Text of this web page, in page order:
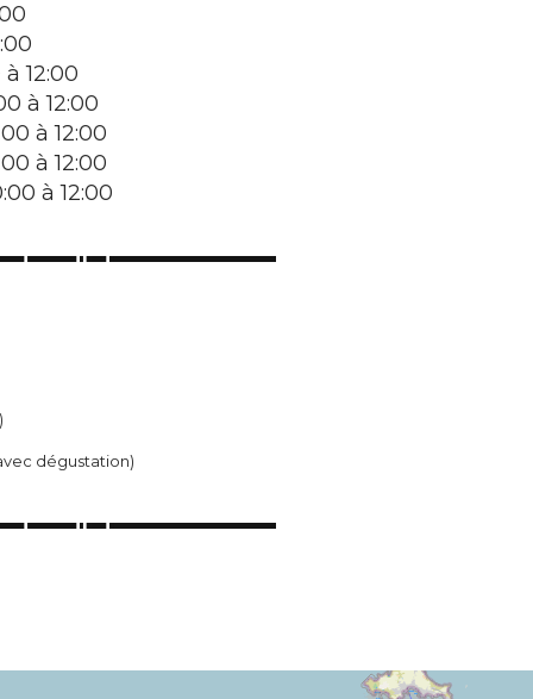
12:00
à 12:00
à 12:00
à 12:00
à 12:00
dégustation)